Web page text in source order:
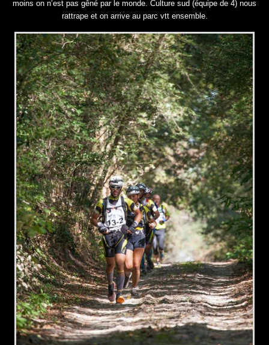
moins on n’est pas gêné par le monde. Culture sud (équipe de 4) nous
rattrape et on arrive au parc vtt ensemble.